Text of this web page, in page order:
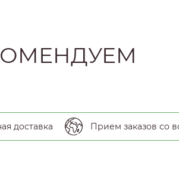
доставка Прием заказов со